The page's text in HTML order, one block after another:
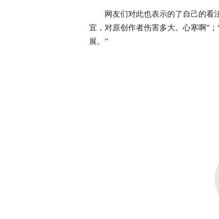
网友们对此也表示的了自己的看
宜，对原创作者伤害多大。心寒啊”
展。”